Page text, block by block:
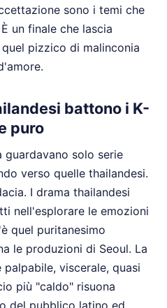
sono i temi che
un finale che lascia
pizzico di malinconia
battono i K-
puro
solo serie
verso quelle thailandesi.
I drama thailandesi
nell'esplorare le emozioni
quel puritanesimo
le produzioni di Seoul. La
viscerale, quasi
più "caldo" risuona